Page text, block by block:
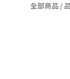
全部商品 /